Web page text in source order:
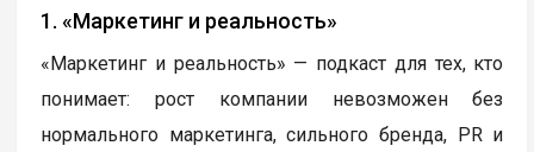
1. «Маркетинг и реальность»
«Маркетинг и реальность» — подкаст для тех, кто
понимает: рост компании невозможен без
нормального маркетинга, сильного бренда, PR и